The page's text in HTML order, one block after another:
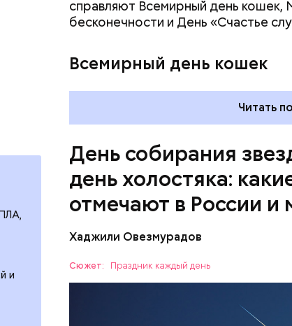
и
справляют Всемирный день
бесконечности и День «Счастье
Всемирный день кошек
Читать
День собирания
день холостяка:
отмечают в России и
Хаджили Овезмурадов
Сюжет: Праздник каждый день
День собирания звезд учрежден в
Персеиды, который ежегодно
любители смотреть на звездопад
невооруженным глазом наблюдать
ЕДА ПРАЗДНИКИ ЗВЕЗДОПАД
— Кабачки, порезанные кубиками,
сковороде. К ним добавляются
оливковое масло. Получается